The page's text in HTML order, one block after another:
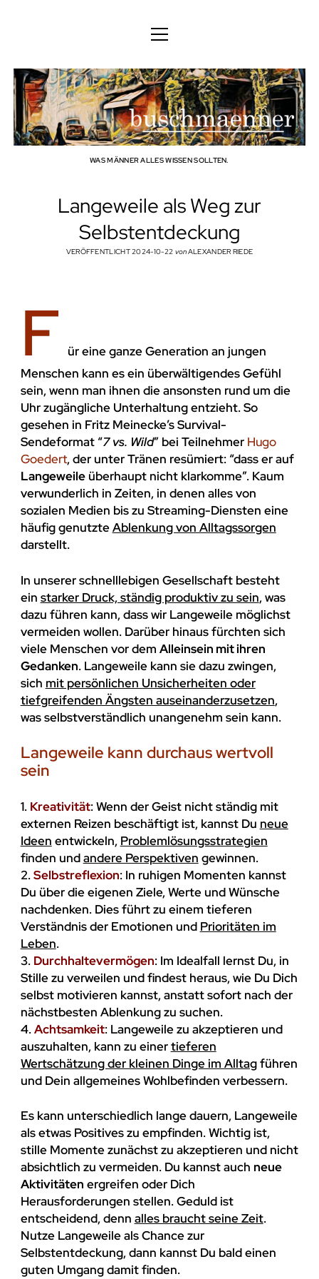
DEUTSCH
DEUTSCH
ENGLISH
KÖRPER
GEIST
FAMILIE
BERUF
HAUSHALT
WAS MÄNNER ALLES WISSEN SOLLTEN.
Langeweile als Weg zur
Selbstentdeckung
VERÖFFENTLICHT 2024-10-22 vonALEXANDER RIEDE
F
ür eine ganze Generation an jungen
Menschen kann es ein überwältigendes Gefühl
sein, wenn man ihnen die ansonsten rund um die
Uhr zugängliche Unterhaltung entzieht. So
gesehen in Fritz Meinecke’s Survival-
Sendeformat “7 vs. Wild” bei Teilnehmer Hugo
Goedert, der unter Tränen resümiert: “dass er auf
Langeweileüberhaupt nicht klarkomme”. Kaum
verwunderlich in Zeiten, in denen alles von
sozialen Medien bis zu Streaming-Diensten eine
häufig genutzteAblenkung von Alltagssorgen
darstellt.
In unserer schnelllebigen Gesellschaft besteht
ein starker Druck, ständig produktiv zu sein, was
dazu führen kann, dass wir Langeweile möglichst
vermeiden wollen. Darüber hinaus fürchten sich
viele Menschen vor dem Alleinsein mit ihren
Gedanken. Langeweile kann sie dazu zwingen,
sich mit persönlichen Unsicherheiten oder
tiefgreifenden Ängsten auseinanderzusetzen,
was selbstverständlich unangenehm sein kann.
Langeweile kann durchaus wertvoll
sein
1. Kreativität: Wenn der Geist nicht ständig mit
externen Reizen beschäftigt ist, kannst Du neue
Ideen entwickeln, Problemlösungsstrategien
finden undandere Perspektiven gewinnen.
2.Selbstreflexion: In ruhigen Momenten kannst
Du über die eigenen Ziele, Werte und Wünsche
nachdenken. Dies führt zu einem tieferen
Verständnis der Emotionen und Prioritäten im
Leben.
3. Durchhaltevermögen: Im Idealfall lernst Du, in
Stille zu verweilen und findest heraus, wie Du Dich
selbst motivieren kannst, anstatt sofort nach der
nächstbesten Ablenkung zu suchen.
4.Achtsamkeit: Langeweile zu akzeptieren und
auszuhalten, kann zu einertieferen
Wertschätzung der kleinen Dinge im Alltagführen
und Dein allgemeines Wohlbefinden verbessern.
Es kann unterschiedlich lange dauern, Langeweile
als etwas Positives zu empfinden. Wichtig ist,
stille Momente zunächst zu akzeptieren und nicht
absichtlich zu vermeiden. Du kannst auch neue
Aktivitäten ergreifen oder Dich
Herausforderungen stellen. Geduld ist
entscheidend, denn alles braucht seine Zeit.
Nutze Langeweile als Chance zur
Selbstentdeckung, dann kannst Du bald einen
guten Umgang damit finden.